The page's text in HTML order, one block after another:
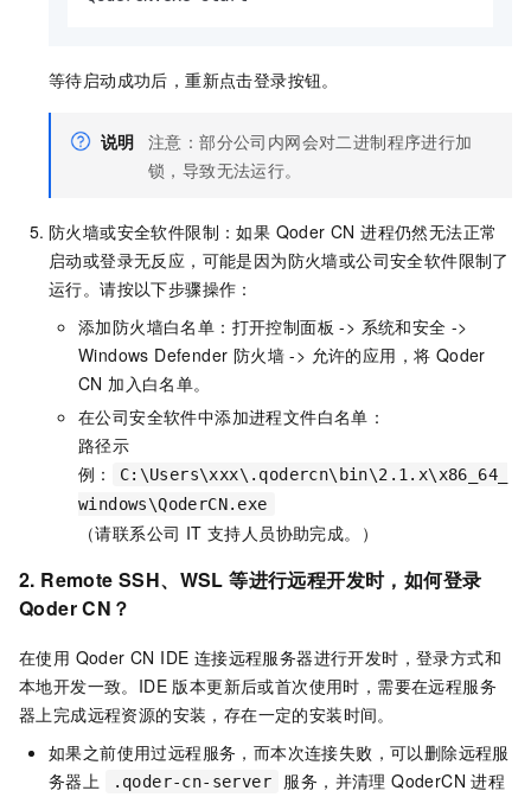
等待启动成功后，重新点击登录按钮。
说明 注意：部分公司内网会对二进制程序进行加
锁，导致无法运行。
防火墙或安全软件限制：如果 Qoder CN 进程仍然无法正常
启动或登录无反应，可能是因为防火墙或公司安全软件限制了
运行。请按以下步骤操作：
添加防火墙白名单：打开控制面板 -> 系统和安全 ->
Windows Defender 防火墙 -> 允许的应用，将 Qoder
CN 加入白名单。
在公司安全软件中添加进程文件白名单：
路径示
例：
C:\Users\xxx\.qodercn\bin\2.1.x\x86_64_
windows\QoderCN.exe
（请联系公司 IT 支持人员协助完成。）
2. Remote SSH、WSL 等进行远程开发时，如何登录
Qoder CN？
在使用 Qoder CN IDE 连接远程服务器进行开发时，登录方式和
本地开发一致。IDE 版本更新后或首次使用时，需要在远程服务
器上完成远程资源的安装，存在一定的安装时间。
如果之前使用过远程服务，而本次连接失败，可以删除远程服
务器上
.qoder-cn-server
服务，并清理 QoderCN 进程